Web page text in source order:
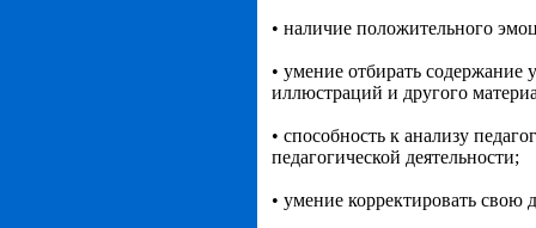
• наличие положительного
• умение отбирать
иллюстраций и другого
• способность к анализу
педагогической деятельности;
• умение корректировать свою